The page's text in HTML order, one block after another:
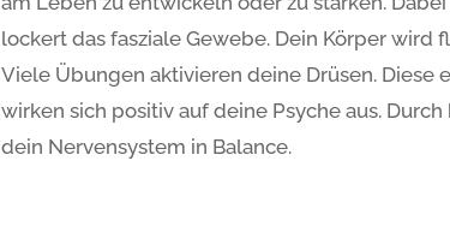
lockert das fasziale Gewebe. Dein Körper
Viele Übungen aktivieren deine Drüsen.
wirken sich positiv auf deine Psyche aus.
dein Nervensystem in Balance.